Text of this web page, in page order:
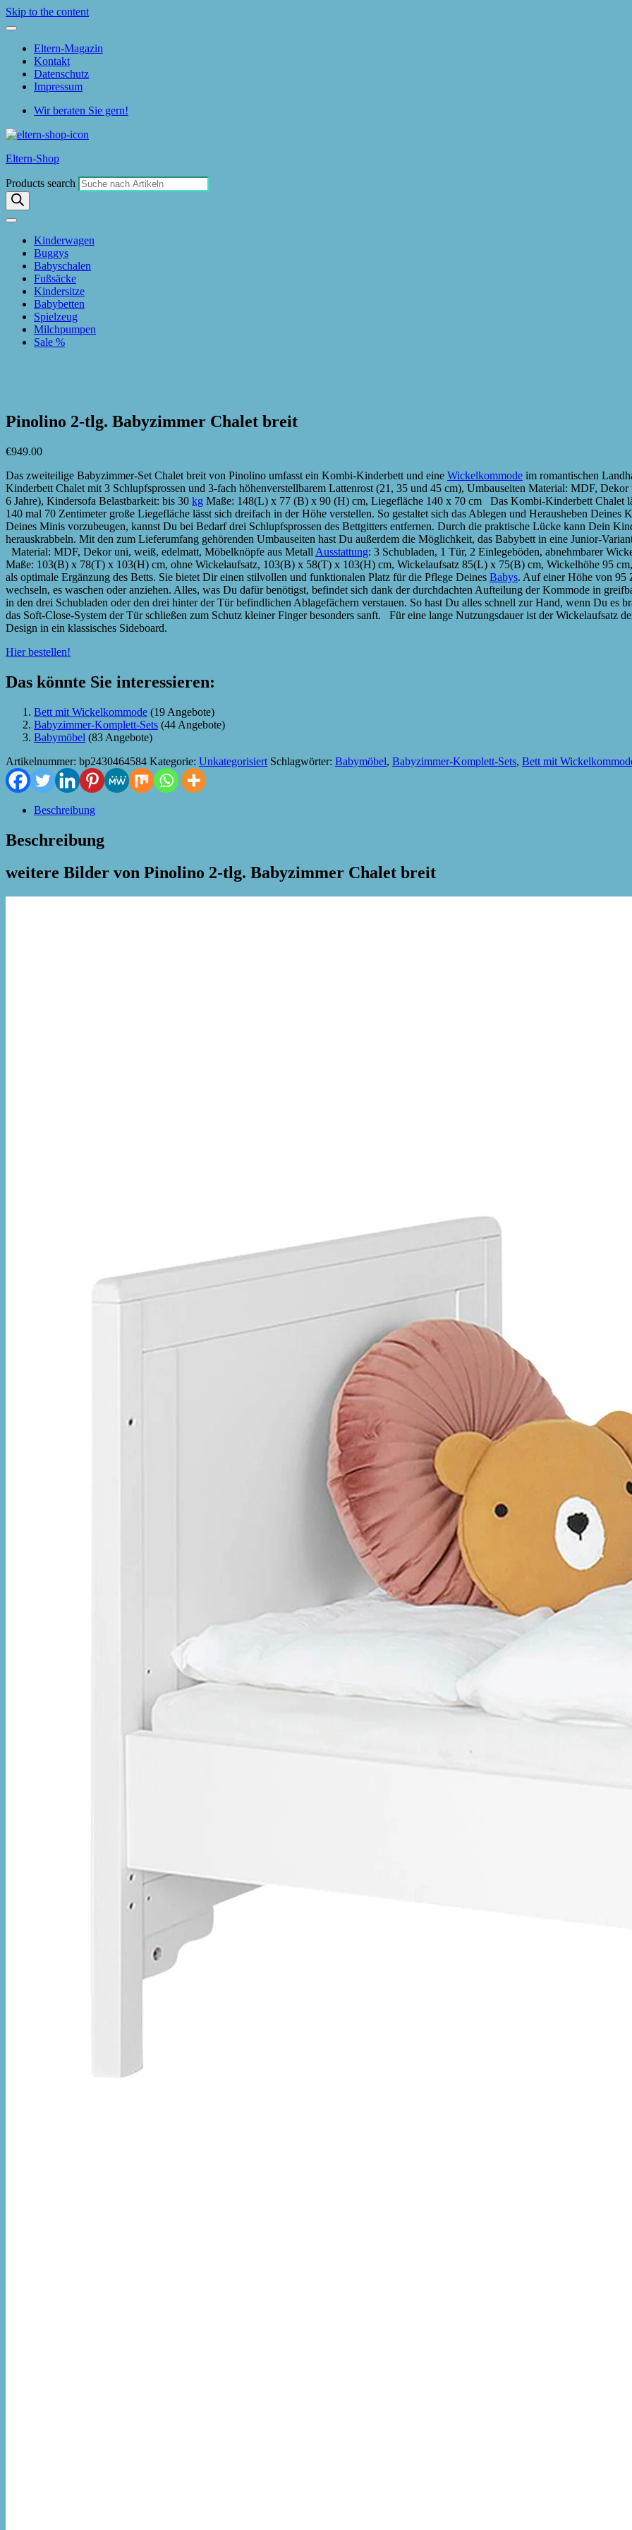
Skip to the content
Eltern-Magazin
Kontakt
Datenschutz
Impressum
Wir beraten Sie gern!
Eltern-Shop
Products search
Kinderwagen
Buggys
Babyschalen
Fußsäcke
Kindersitze
Babybetten
Spielzeug
Milchpumpen
Sale %
Pinolino 2-tlg. Babyzimmer Chalet breit
€949.00
Das zweiteilige Babyzimmer-Set Chalet breit von Pinolino umfasst ein Kombi-Kinderbett und eine Wickelkommode im romantischen
Kinderbett Chalet mit 3 Schlupfsprossen und 3-fach höhenverstellbarem Lattenrost (21, 35 und 45 cm), Umbauseiten Material: MDF,
6 Jahre), Kindersofa Belastbarkeit: bis 30 kg Maße: 148(L) x 77 (B) x 90 (H) cm, Liegefläche 140 x 70 cm Das Kombi-Kinderbett Chalet
140 mal 70 Zentimeter große Liegefläche lässt sich dreifach in der Höhe verstellen. So gestaltet sich das Ablegen und Herausheben
Deines Minis vorzubeugen, kannst Du bei Bedarf drei Schlupfsprossen des Bettgitters entfernen. Durch die praktische Lücke kann Dein
herauskrabbeln. Mit den zum Lieferumfang gehörenden Umbauseiten hast Du außerdem die Möglichkeit, das Babybett in eine Junior-
Material: MDF, Dekor uni, weiß, edelmatt, Möbelknöpfe aus Metall Ausstattung: 3 Schubladen, 1 Tür, 2 Einlegeböden, abnehmbarer
Maße: 103(B) x 78(T) x 103(H) cm, ohne Wickelaufsatz, 103(B) x 58(T) x 103(H) cm, Wickelaufsatz 85(L) x 75(B) cm, Wickelhöhe 95
als optimale Ergänzung des Betts. Sie bietet Dir einen stilvollen und funktionalen Platz für die Pflege Deines Babys. Auf einer Höhe von 95
wechseln, es waschen oder anziehen. Alles, was Du dafür benötigst, befindet sich dank der durchdachten Aufteilung der Kommode in
in den drei Schubladen oder den drei hinter der Tür befindlichen Ablagefächern verstauen. So hast Du alles schnell zur Hand, wenn Du es
das Soft-Close-System der Tür schließen zum Schutz kleiner Finger besonders sanft. Für eine lange Nutzungsdauer ist der Wickelaufsatz
Design in ein klassisches Sideboard.
Hier bestellen!
Das könnte Sie interessieren:
Bett mit Wickelkommode (19 Angebote)
Babyzimmer-Komplett-Sets (44 Angebote)
Babymöbel (83 Angebote)
Artikelnummer: bp2430464584 Kategorie: Unkategorisiert Schlagwörter: Babymöbel, Babyzimmer-Komplett-Sets, Bett mit
Beschreibung
Beschreibung
weitere Bilder von Pinolino 2-tlg. Babyzimmer Chalet breit